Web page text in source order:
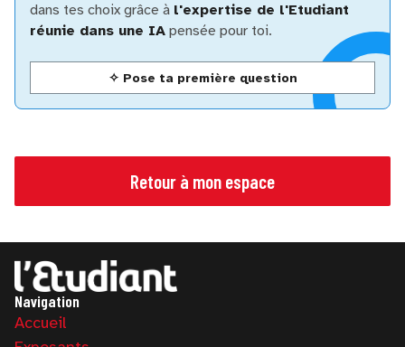
dans tes choix grâce à l'expertise de l'Etudiant
réunie dans une IA pensée pour toi.
✧ Pose ta première question
Retour à mon espace
Navigation
Accueil